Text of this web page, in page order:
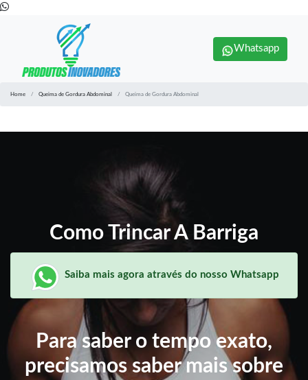
Whatsapp
Home Queima de Gordura Abdominal Queima de Gordura Abdominal
Como Trincar A Barriga
Saiba mais agora através do nosso Whatsapp
Para saber o tempo exato,
precisamos saber mais sobre